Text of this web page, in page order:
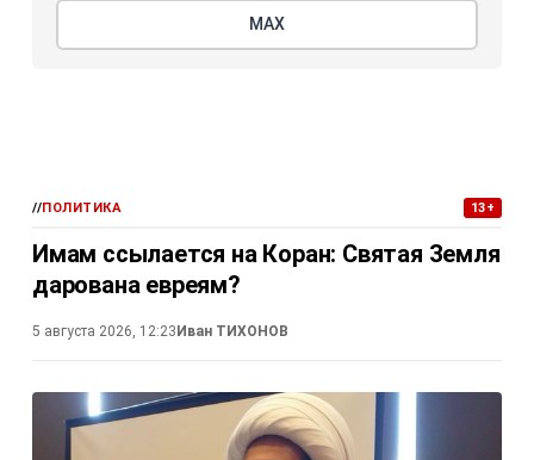
МАХ
//ПОЛИТИКА 13+
Имам ссылается на Коран: Святая Земля
дарована евреям?
5 августа 2026, 12:23 Иван ТИХОНОВ